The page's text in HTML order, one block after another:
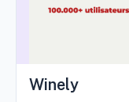
Winely